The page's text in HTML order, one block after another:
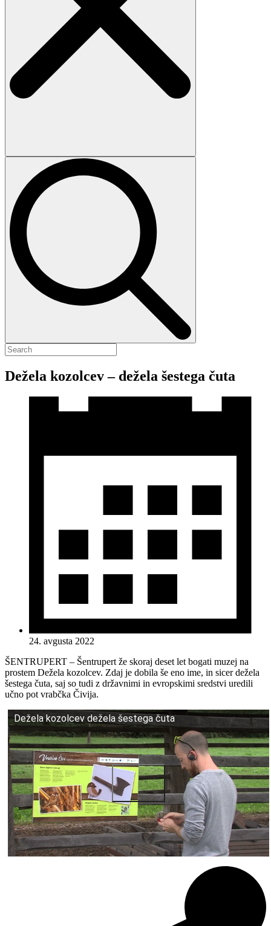
Dežela kozolcev – dežela šestega čuta
24. avgusta 2022
ŠENTRUPERT – Šentrupert že skoraj deset let bogati muzej na
prostem Dežela kozolcev. Zdaj je dobila še eno ime, in sicer dežela
šestega čuta, saj so tudi z državnimi in evropskimi sredstvi uredili
učno pot vrabčka Čivija.
Dežela kozolcev dežela šestega čuta